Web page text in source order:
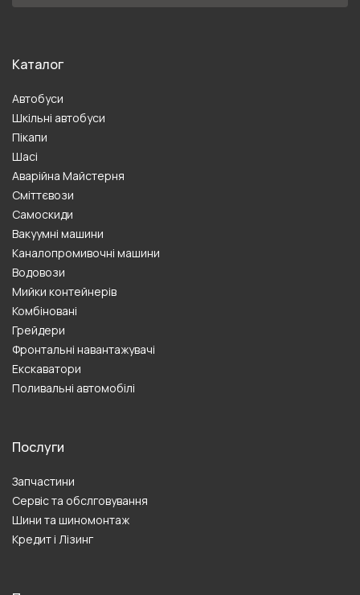
Каталог
Автобуси
Шкільні автобуси
Пікапи
Шасі
Аварійна Майстерня
Сміттєвози
Самоскиди
Вакуумні машини
Каналопромивочні машини
Водовози
Мийки контейнерів
Комбіновані
Грейдери
Фронтальні навантажувачі
Екскаватори
Поливальні автомобілі
Послуги
Запчастини
Сервіс та обслговування
Шини та шиномонтаж
Кредит і Лізинг